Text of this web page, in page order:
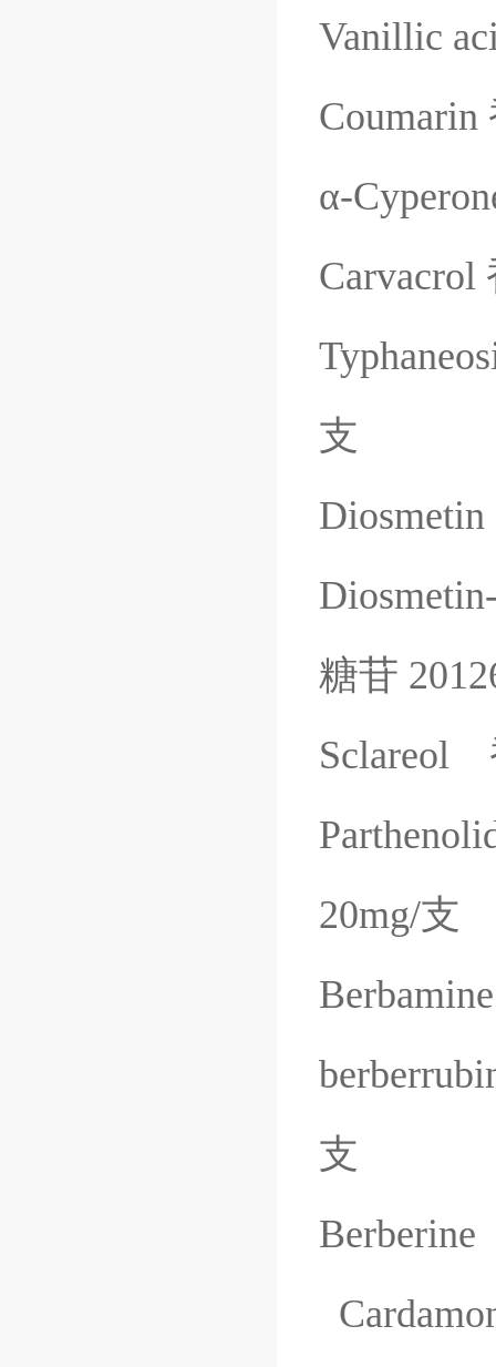
Vanillic
Coumarin
α-
Carvacrol
支
Diosmetin
糖苷
Sclareol
20mg/支
Berbamine
支
Berberine